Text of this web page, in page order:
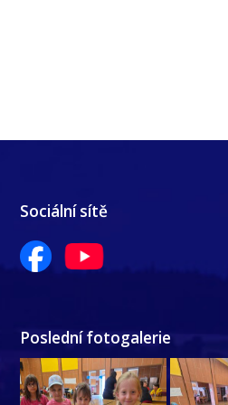
Sociální sítě
Poslední fotogalerie